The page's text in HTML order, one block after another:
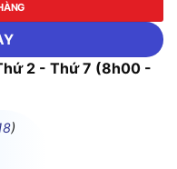
2 - Thứ 7 (8h00 -
)